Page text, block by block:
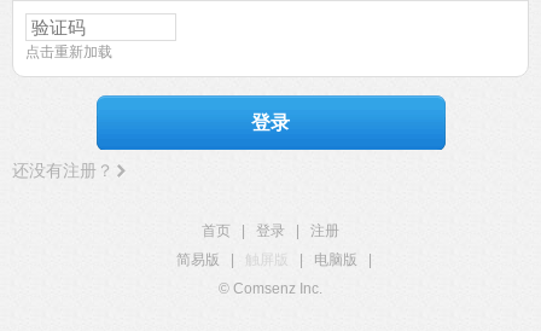
点击重新加载
登录
还没有注册？
首页 登录
注册
简易版
触屏版 电脑版
© Comsenz Inc.